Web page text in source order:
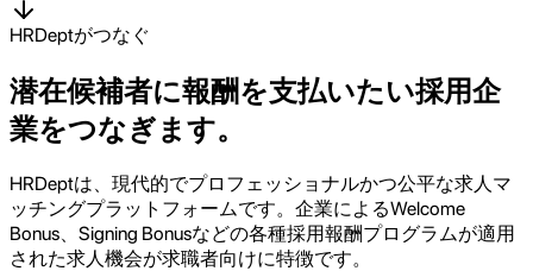
HRDeptがつなぐ
潜在候補者に報酬を支払いたい採用企
業をつなぎます。
HRDeptは、現代的でプロフェッショナルかつ公平な求人マ
ッチングプラットフォームです。企業によるWelcome
Bonus、Signing Bonusなどの各種採用報酬プログラムが適用
された求人機会が求職者向けに特徴です。